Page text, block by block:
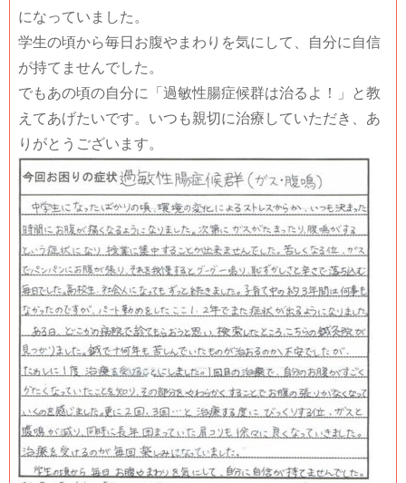
になっていました。
学生の頃から毎日お腹やまわりを気にして、自分に自信
が持てませんでした。
でもあの頃の自分に「過敏性腸症候群は治るよ！」と教
えてあげたいです。いつも親切に治療していただき、あ
りがとうございます。